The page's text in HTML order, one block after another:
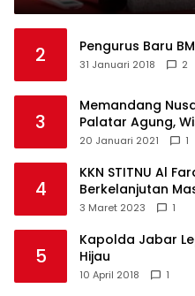
2 Pengurus Baru
31 Januari 2018 2
3
Memandang
Palatar Agung,
Pandemi
20 Januari 2021 1
4
KKN STITNU Al
Berkelanjutan
Langkaplancar
3 Maret 2023 1
5
Kapolda Jabar
Hijau
10 April 2018 1